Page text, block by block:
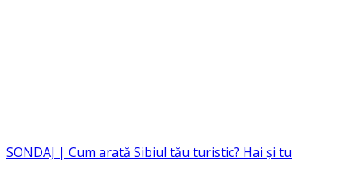
SONDAJ | Cum arată Sibiul tău turistic? Hai și tu